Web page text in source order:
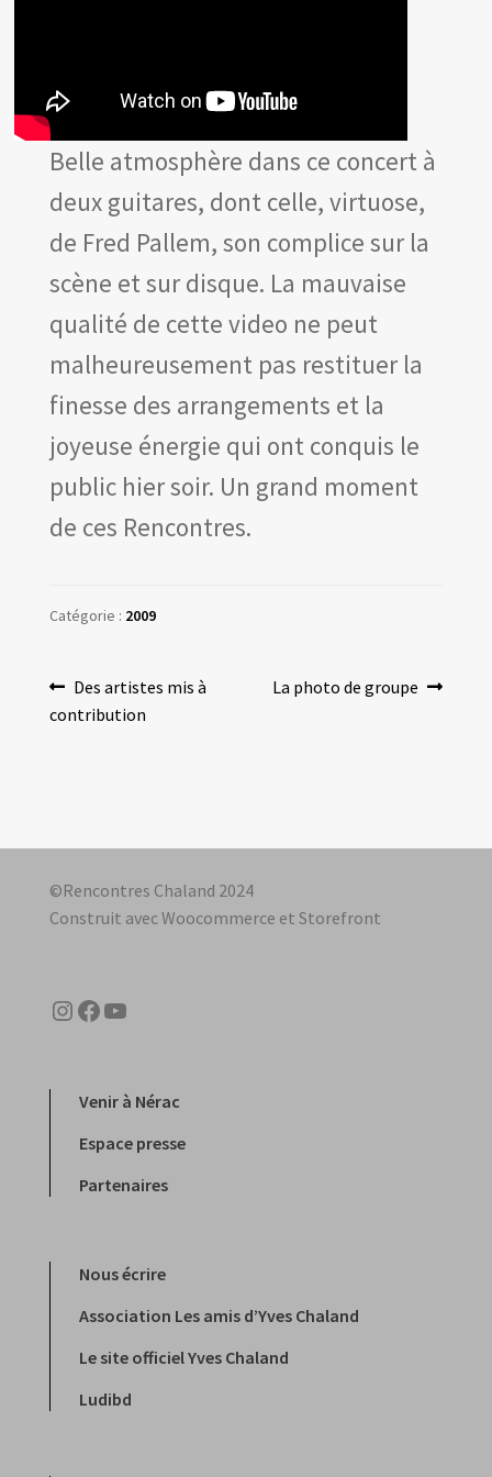
Belle atmosphère dans ce concert à
deux guitares, dont celle, virtuose,
de Fred Pallem, son complice sur la
scène et sur disque. La mauvaise
qualité de cette video ne peut
malheureusement pas restituer la
finesse des arrangements et la
joyeuse énergie qui ont conquis le
public hier soir. Un grand moment
de ces Rencontres.
Catégorie : 2009
Navigation
de
Article
précédent :
Des artistes mis à
contribution
Article
La photo de groupe
©Rencontres Chaland 2024
Construit avec Woocommerce et Storefront
Instagram
Facebook
YouTube
Venir à Nérac
Espace presse
Partenaires
Nous écrire
Association Les amis d’Yves Chaland
Le site officiel Yves Chaland
Ludibd